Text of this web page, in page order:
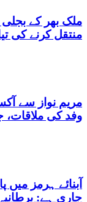
منتقل کرنے کی
مریم نواز سے
وفد کی ملاقات،
آبنائے ہرمز
جاری ہے: برطانیہ